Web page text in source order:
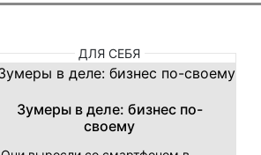
ДЛЯ СЕБЯ
Зумеры в деле: бизнес по-
своему